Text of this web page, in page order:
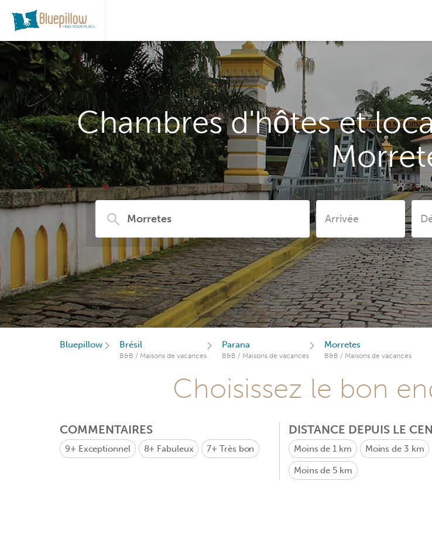
Chambres d'hôtes et
Bluepillow Brésil
B&B / Maisons de vacances
Parana
B&B / Maisons de vacances
Morretes
B&B / Maisons de vacances
Choisissez le bon
COMMENTAIRES
9+ Exceptionnel 8+ Fabuleux 7+Très bon
DISTANCE DEPUIS LE
Moins de 1 km Moins de 3 km
Moins de 5 km